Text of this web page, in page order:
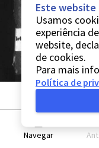
Navegar
Este
Usamos
experiência
website,
de cookies.
Para mais
Política de